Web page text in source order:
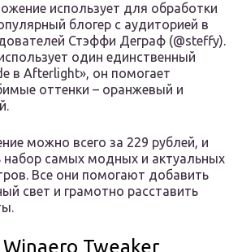
использует для обработки
блогер с аудиторией в
Стэффи Деграф (@steffy).
один единственный
в Afterlight», он помогает
оттенки – оранжевый и
можно всего за 229 рублей, и
набор самых модных и актуальных
Все они помогают добавить
свет и грамотно расставить
Tweaker